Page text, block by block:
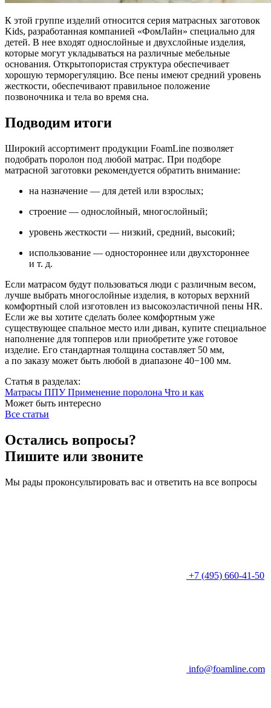
К этой группе изделий относится серия матрасных заготовок
Kids, разработанная компанией «ФомЛайн» специально для
детей. В нее входят однослойные и двухслойные изделия,
которые могут укладываться на различные мебельные
основания. Открытопористая структура обеспечивает
хорошую терморегуляцию. Все пены имеют средний уровень
жесткости, обеспечивают правильное положение
позвоночника и тела во время сна.
Подводим итоги
Широкий ассортимент продукции FoamLine позволяет
подобрать поролон под любой матрас. При подборе
матрасной заготовки рекомендуется обратить внимание:
на назначение — для детей или взрослых;
строение — однослойный, многослойный;
уровень жесткости — низкий, средний, высокий;
использование — одностороннее или двухстороннее
и т. д.
Если матрасом будут пользоваться люди с различным весом,
лучше выбрать многослойные изделия, в которых верхний
комфортный слой изготовлен из высокоэластичной пены HR.
Если же вы хотите сделать более комфортным уже
существующее спальное место или диван, купите специальное
наполнение для топперов или приобретите уже готовое
изделие. Его стандартная толщина составляет 50 мм,
а по заказу может быть любой в диапазоне 40−100 мм.
Статья в разделах:
Матрасы ППУПрименение поролона Что и как
Может быть интересно
Все статьи
Остались вопросы?
Пишите или звоните
Мы рады проконсультировать вас и ответить на все вопросы
+7 (495) 660-41-50
info@foamline.com